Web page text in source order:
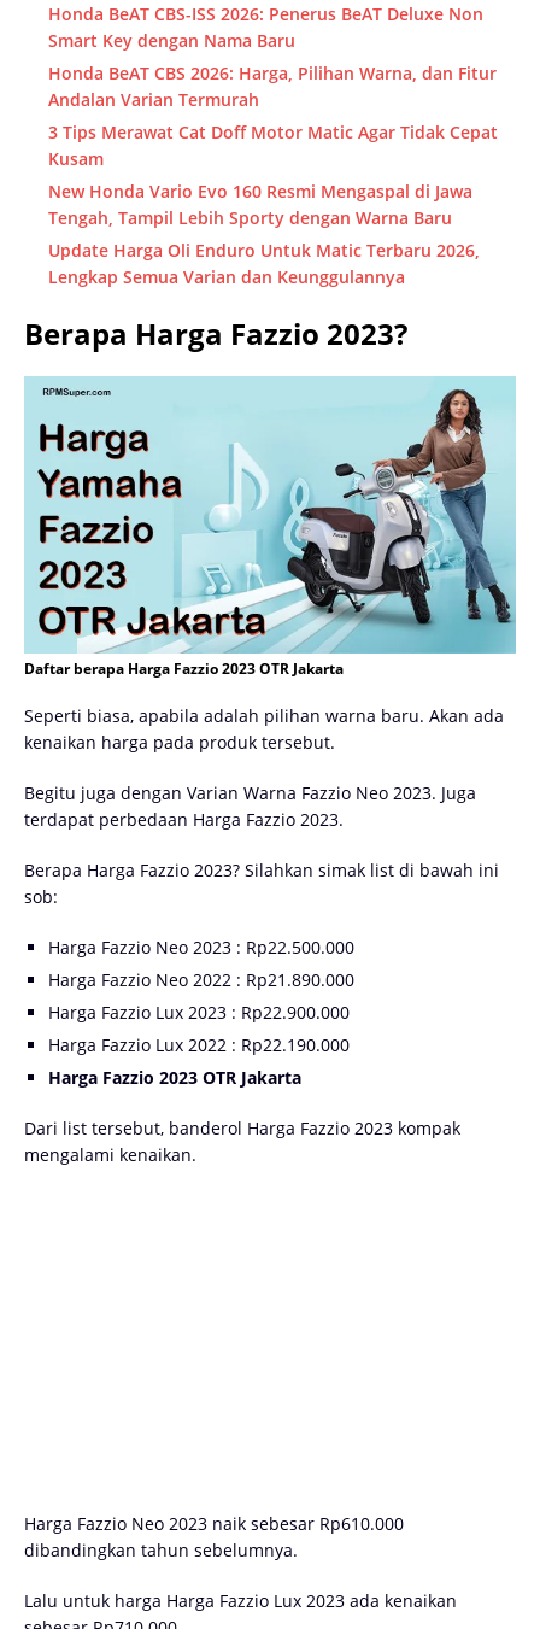
Honda BeAT CBS-ISS 2026: Penerus BeAT Deluxe Non
Smart Key dengan Nama Baru
Honda BeAT CBS 2026: Harga, Pilihan Warna, dan Fitur
Andalan Varian Termurah
3 Tips Merawat Cat Doff Motor Matic Agar Tidak Cepat
Kusam
New Honda Vario Evo 160 Resmi Mengaspal di Jawa
Tengah, Tampil Lebih Sporty dengan Warna Baru
Update Harga Oli Enduro Untuk Matic Terbaru 2026,
Lengkap Semua Varian dan Keunggulannya
Berapa Harga Fazzio 2023?
Daftar berapa Harga Fazzio 2023 OTR Jakarta
Seperti biasa, apabila adalah pilihan warna baru. Akan ada
kenaikan harga pada produk tersebut.
Begitu juga dengan Varian Warna Fazzio Neo 2023. Juga
terdapat perbedaan Harga Fazzio 2023.
Berapa Harga Fazzio 2023? Silahkan simak list di bawah ini
sob:
Harga Fazzio Neo 2023 : Rp22.500.000
Harga Fazzio Neo 2022 : Rp21.890.000
Harga Fazzio Lux 2023 : Rp22.900.000
Harga Fazzio Lux 2022 : Rp22.190.000
Harga Fazzio 2023 OTR Jakarta
Dari list tersebut, banderol Harga Fazzio 2023 kompak
mengalami kenaikan.
Harga Fazzio Neo 2023 naik sebesar Rp610.000
dibandingkan tahun sebelumnya.
Lalu untuk harga Harga Fazzio Lux 2023 ada kenaikan